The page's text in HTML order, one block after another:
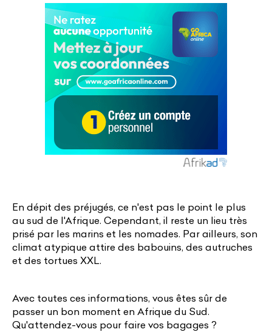
En dépit des préjugés, ce n'est pas le point le plus
au sud de l'Afrique. Cependant, il reste un lieu très
prisé par les marins et les nomades. Par ailleurs, son
climat atypique attire des babouins, des autruches
et des tortues XXL.
Avec toutes ces informations, vous êtes sûr de
passer un bon moment en Afrique du Sud.
Qu'attendez-vous pour faire vos bagages ?